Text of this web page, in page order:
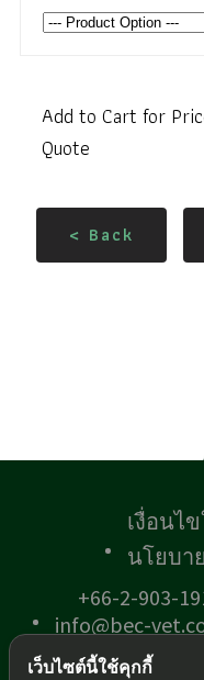
Add to Cart for
Quote
< Back
เงื่อนไ
นโยบา
+66-2-903-
info@bec-
เว็บไซต์นี้ใช้คุกกี้